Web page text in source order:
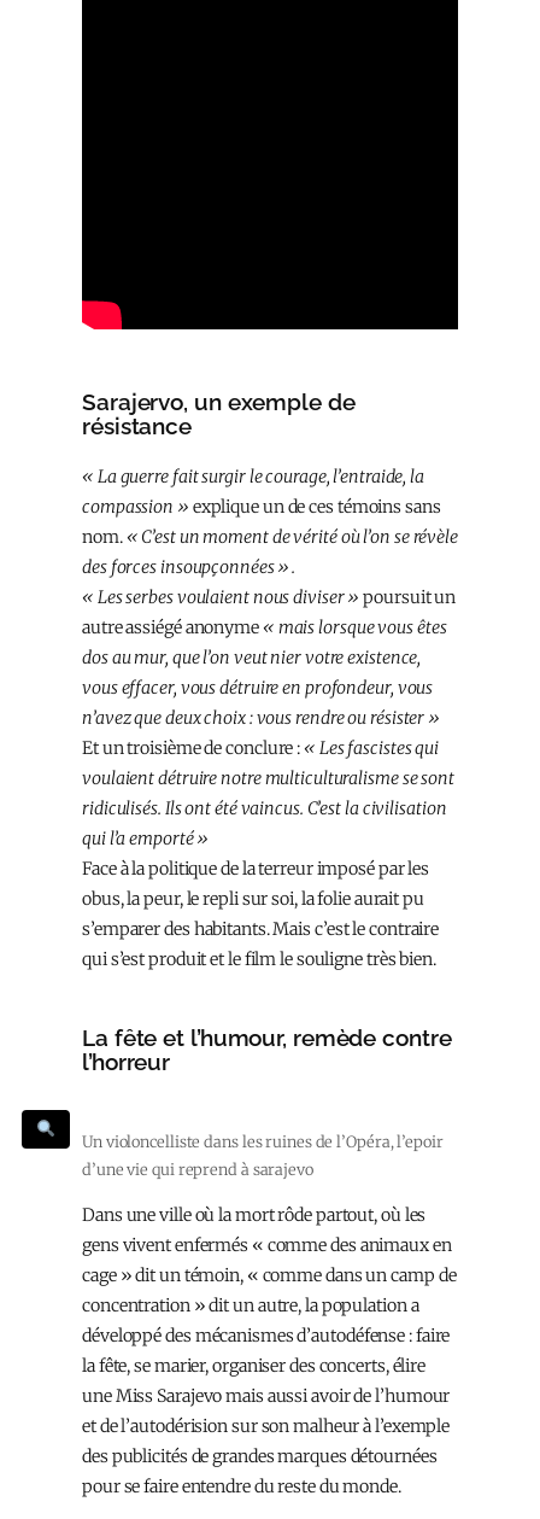
Sarajervo, un exemple de
résistance
« La guerre fait surgir le courage, l’entraide, la
compassion » explique un de ces témoins sans
nom.« C’est un moment de vérité où l’on se révèle
des forces insoupçonnées ».
« Les serbes voulaient nous diviser » poursuit un
autre assiégé anonyme« mais lorsque vous êtes
dos au mur, que l’on veut nier votre existence,
vous effacer, vous détruire en profondeur, vous
n’avez que deux choix : vous rendre ou résister »
Et un troisième de conclure :« Les fascistes qui
voulaient détruire notre multiculturalisme se sont
ridiculisés. Ils ont été vaincus. C’est la civilisation
qui l’a emporté »
Face à la politique de la terreur imposé par les
obus, la peur, le repli sur soi, la folie aurait pu
s’emparer des habitants. Mais c’est le contraire
qui s’est produit et le film le souligne très bien.
La fête et l’humour, remède contre
l’horreur
Un violoncelliste dans les ruines de l’Opéra, l’epoir
d’une vie qui reprend à sarajevo
Dans une ville où la mort rôde partout, où les
gens vivent enfermés « comme des animaux en
cage » dit un témoin, « comme dans un camp de
concentration » dit un autre, la population a
développé des mécanismes d’autodéfense : faire
la fête, se marier, organiser des concerts, élire
une Miss Sarajevo mais aussi avoir de l’humour
et de l’autodérision sur son malheur à l’exemple
des publicités de grandes marques détournées
pour se faire entendre du reste du monde.